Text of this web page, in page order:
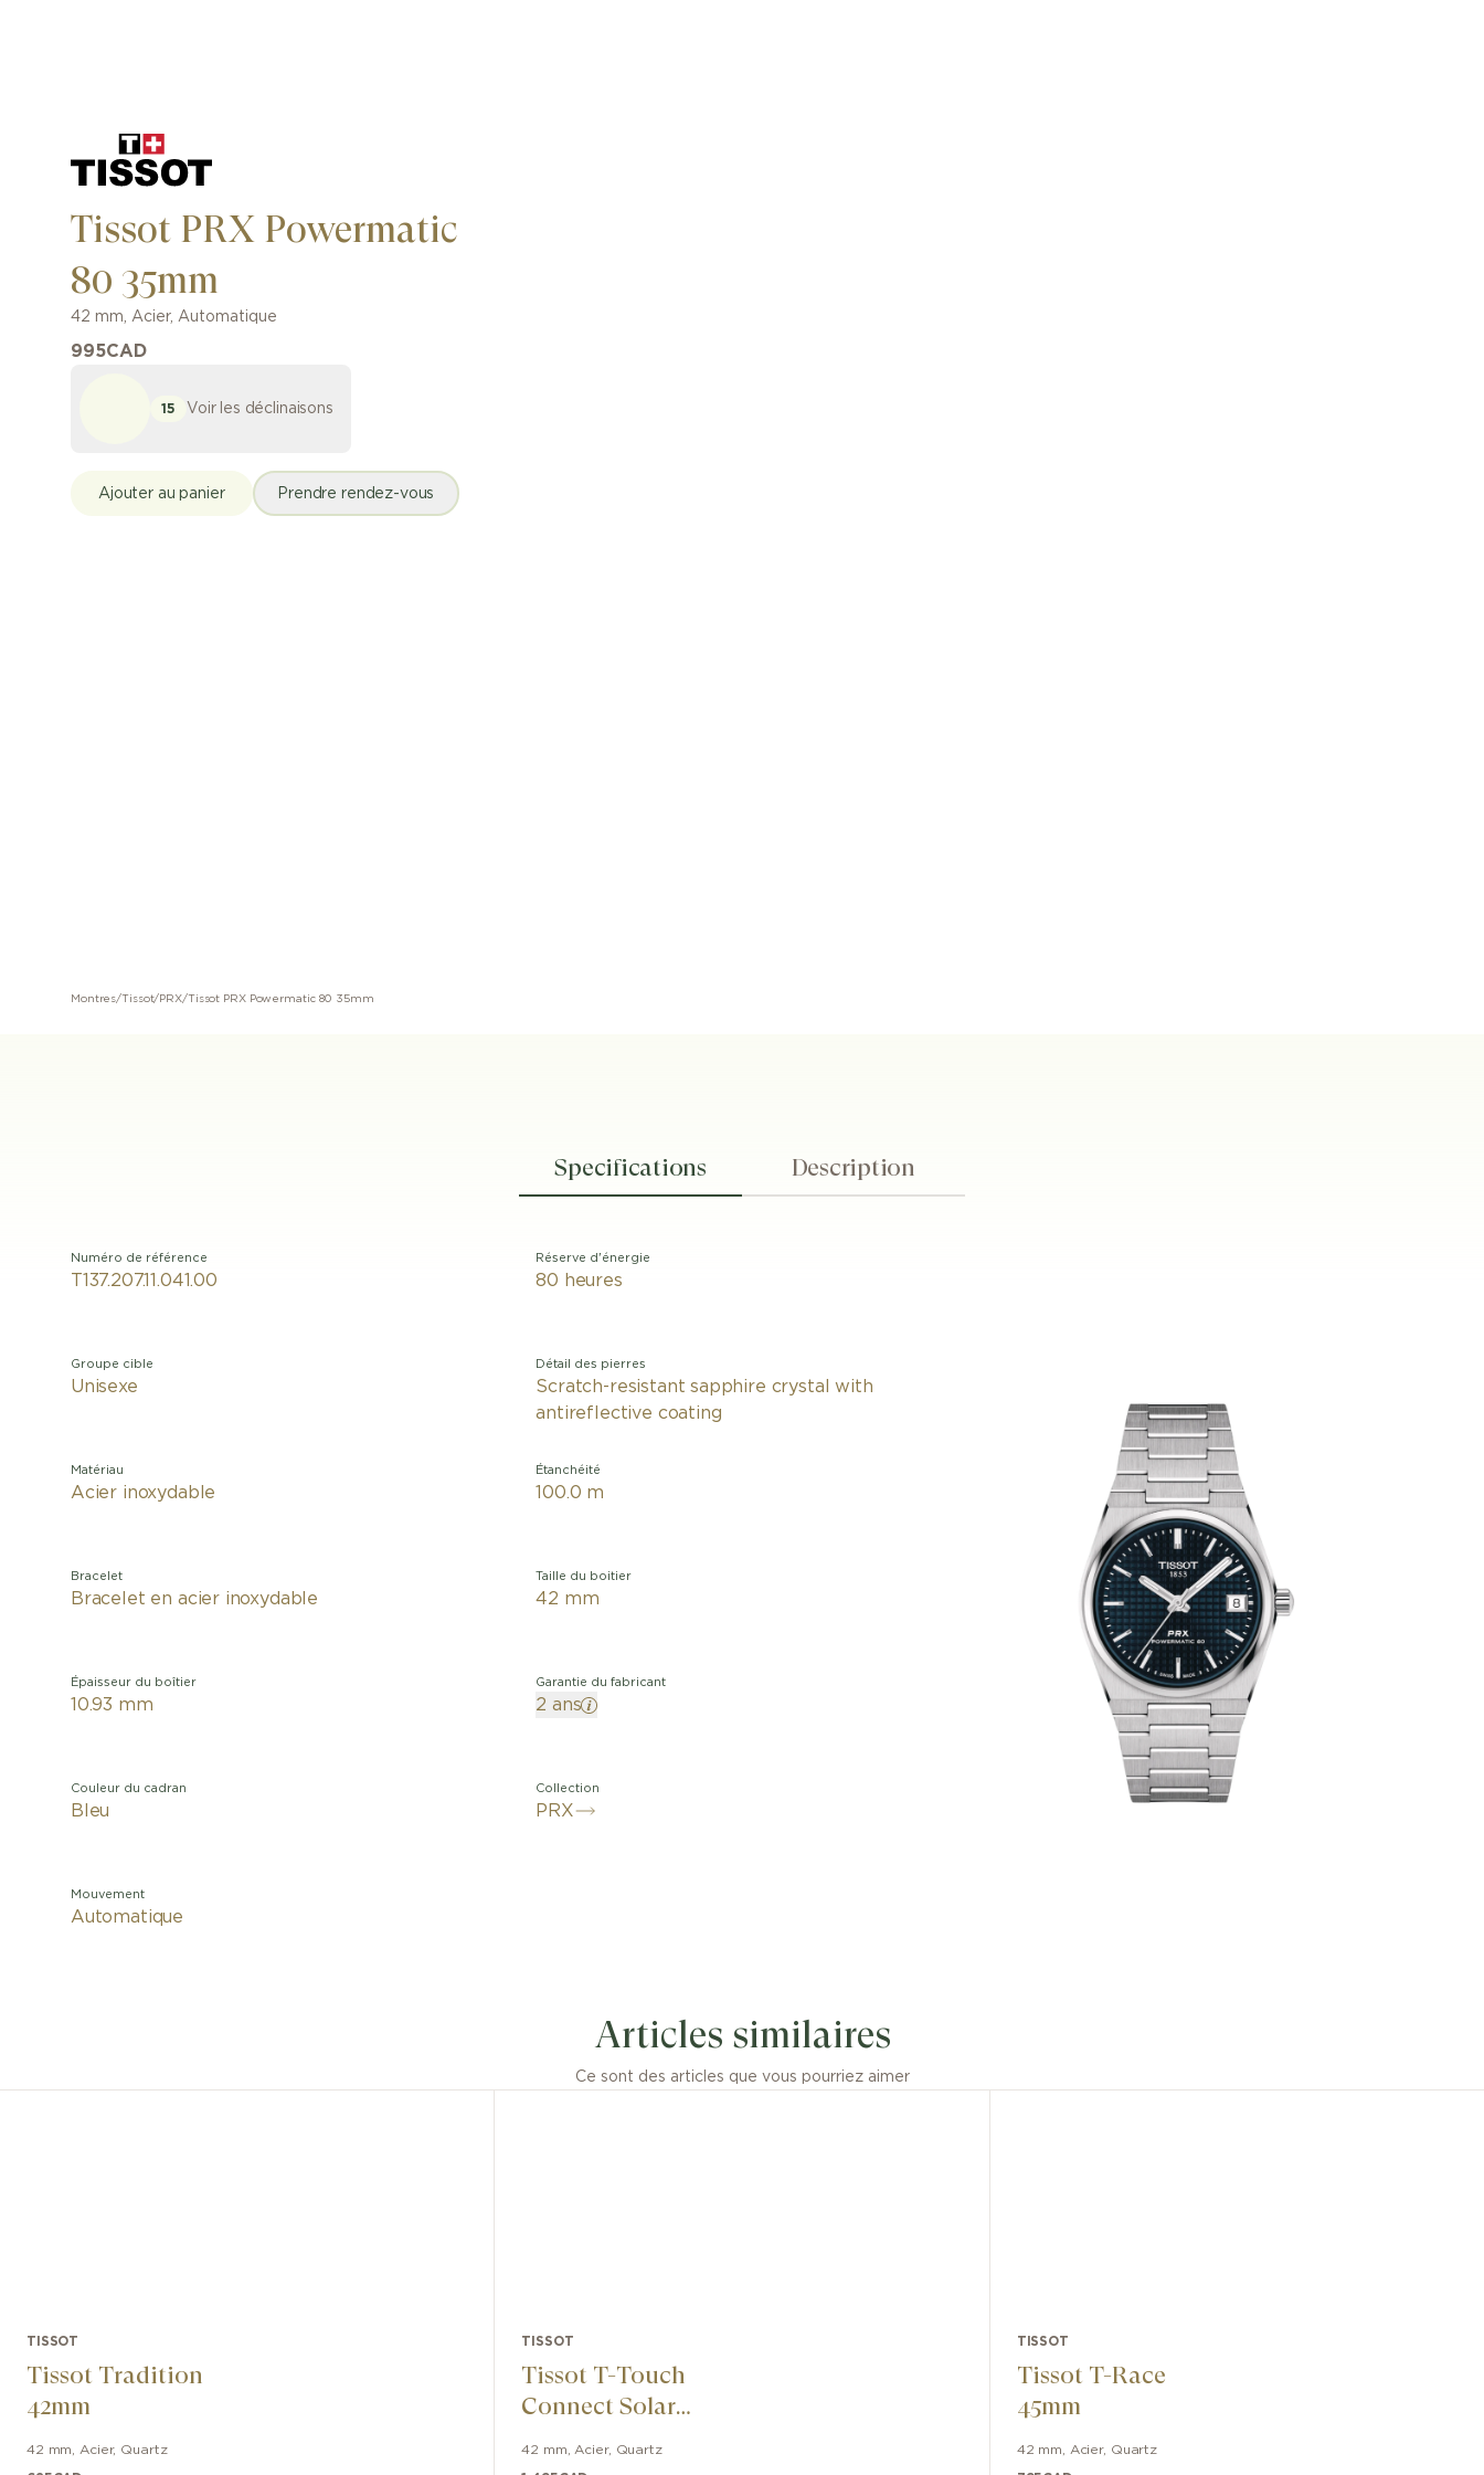
Tissot PRX Powermatic
80 35mm
42 mm, Acier, Automatique
995CAD
15 Voir les déclinaisons
Ajouter au panier Prendre rendez-vous
Montres/Tissot/ PRX/Tissot PRX Powermatic 80 35mm
Specifications Description
Numéro de référence
T137.207.11.041.00
Groupe cible
Unisexe
Matériau
Acier inoxydable
Bracelet
Bracelet en acier inoxydable
Épaisseur du boîtier
10.93 mm
Couleur du cadran
Bleu
Mouvement
Automatique
Réserve d'énergie
80 heures
Détail des pierres
Scratch-resistant sapphire crystal with
antireflective coating
Étanchéité
100.0 m
Taille du boitier
42 mm
Garantie du fabricant
2 ans
Collection
PRX
est dotée d'un boîtier en acier et d'un élégant cadran bleu. La Tissot PRX
se rapproche de son design iconique des années 1970. Le motif gaufré
caractéristique du cadran ajoute une touche de sophistication et distingue
Articles similaires
Ce sont des articles que vous pourriez aimer
TISSOT
Tissot Tradition
42mm
42 mm Acier, Quartz
TISSOT
Tissot T-Touch
Connect Solar
42 mm Acier, Quartz
TISSOT
Tissot T-Race
45mm
42 mm Acier, Quartz